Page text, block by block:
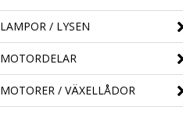
LAMPOR / LYSEN
MOTORDELAR
MOTORER / VÄXELLÅDOR